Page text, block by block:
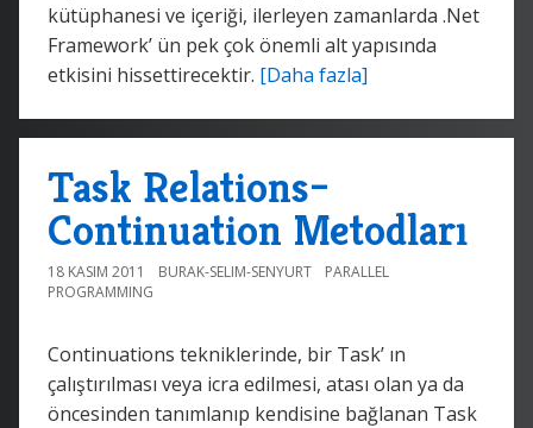
kütüphanesi ve içeriği, ilerleyen zamanlarda .Net
Framework’ ün pek çok önemli alt yapısında
etkisini hissettirecektir. [Daha fazla]
Task Relations–
Continuation Metodları
18 KASIM 2011 BURAK-SELIM-SENYURT
PARALLEL
PROGRAMMING
Continuations tekniklerinde, bir Task’ ın
çalıştırılması veya icra edilmesi, atası olan ya da
öncesinden tanımlanıp kendisine bağlanan Task